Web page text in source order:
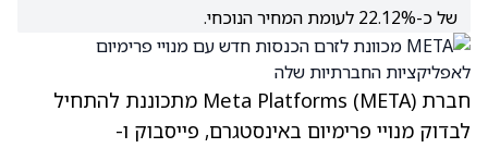
של כ-22.12% לעומת המחיר הנוכחי.
חברת Meta Platforms (META)
מתכוננת להתחיל
לבדוק מנויי פרימיום באינסטגרם, פייסבוק ו-